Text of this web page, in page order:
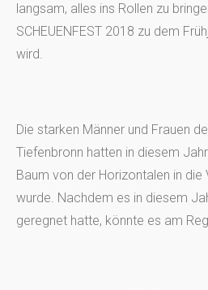
langsam, alles ins Rollen zu
SCHEUENFEST 2018 zu dem
wird.
Die starken Männer und Frauen
Tiefenbronn hatten in diesem
Baum von der Horizontalen in
wurde. Nachdem es in diesem
geregnet hatte, könnte es am